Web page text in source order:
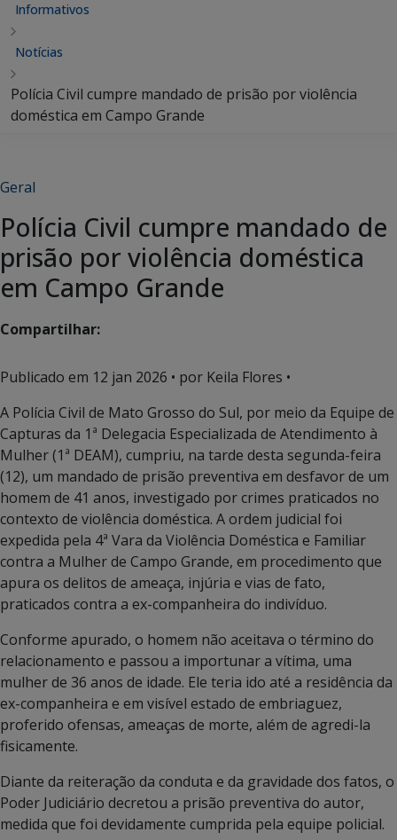
Informativos
Notícias
Polícia Civil cumpre mandado de prisão por violência
doméstica em Campo Grande
Geral
Polícia Civil cumpre mandado de
prisão por violência doméstica
em Campo Grande
Compartilhar:
Publicado em 12 jan 2026 • por Keila Flores •
A Polícia Civil de Mato Grosso do Sul, por meio da Equipe de
Capturas da 1ª Delegacia Especializada de Atendimento à
Mulher (1ª DEAM), cumpriu, na tarde desta segunda-feira
(12), um mandado de prisão preventiva em desfavor de um
homem de 41 anos, investigado por crimes praticados no
contexto de violência doméstica. A ordem judicial foi
expedida pela 4ª Vara da Violência Doméstica e Familiar
contra a Mulher de Campo Grande, em procedimento que
apura os delitos de ameaça, injúria e vias de fato,
praticados contra a ex-companheira do indivíduo.
Conforme apurado, o homem não aceitava o término do
relacionamento e passou a importunar a vítima, uma
mulher de 36 anos de idade. Ele teria ido até a residência da
ex-companheira e em visível estado de embriaguez,
proferido ofensas, ameaças de morte, além de agredi-la
fisicamente.
Diante da reiteração da conduta e da gravidade dos fatos, o
Poder Judiciário decretou a prisão preventiva do autor,
medida que foi devidamente cumprida pela equipe policial.